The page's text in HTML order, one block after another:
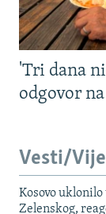
'Tri dana
odgovor
Vesti/
Kosovo
Zelenskog,